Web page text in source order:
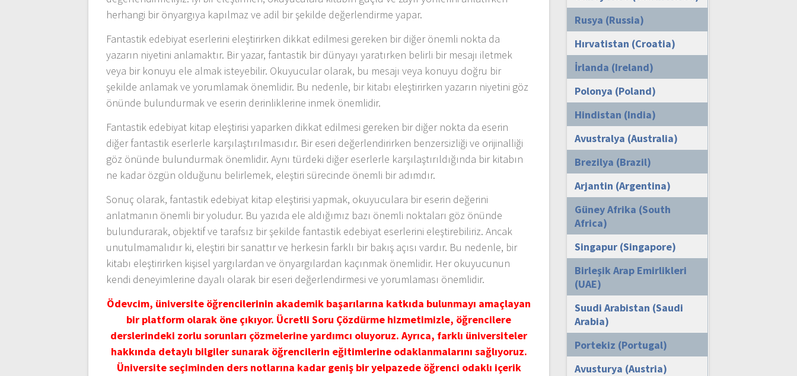
herhangi bir önyargıya kapılmaz ve adil bir şekilde değerlendirme yapar.
Fantastik edebiyat eserlerini eleştirirken dikkat edilmesi gereken bir diğer önemli nokta da
yazarın niyetini anlamaktır. Bir yazar, fantastik bir dünyayı yaratırken belirli bir mesajı iletmek
veya bir konuyu ele almak isteyebilir. Okuyucular olarak, bu mesajı veya konuyu doğru bir
şekilde anlamak ve yorumlamak önemlidir. Bu nedenle, bir kitabı eleştirirken yazarın niyetini göz
önünde bulundurmak ve eserin derinliklerine inmek önemlidir.
Fantastik edebiyat kitap eleştirisi yaparken dikkat edilmesi gereken bir diğer nokta da eserin
diğer fantastik eserlerle karşılaştırılmasıdır. Bir eseri değerlendirirken benzersizliği ve orijinalliği
göz önünde bulundurmak önemlidir. Aynı türdeki diğer eserlerle karşılaştırıldığında bir kitabın
ne kadar özgün olduğunu belirlemek, eleştiri sürecinde önemli bir adımdır.
Sonuç olarak, fantastik edebiyat kitap eleştirisi yapmak, okuyuculara bir eserin değerini
anlatmanın önemli bir yoludur. Bu yazıda ele aldığımız bazı önemli noktaları göz önünde
bulundurarak, objektif ve tarafsız bir şekilde fantastik edebiyat eserlerini eleştirebiliriz. Ancak
unutulmamalıdır ki, eleştiri bir sanattır ve herkesin farklı bir bakış açısı vardır. Bu nedenle, bir
kitabı eleştirirken kişisel yargılardan ve önyargılardan kaçınmak önemlidir. Her okuyucunun
kendi deneyimlerine dayalı olarak bir eseri değerlendirmesi ve yorumlaması önemlidir.
Ödevcim, üniversite öğrencilerinin akademik başarılarına katkıda bulunmayı amaçlayan
bir platform olarak öne çıkıyor. Ücretli Soru Çözdürme hizmetimizle, öğrencilere
derslerindeki zorlu sorunları çözmelerine yardımcı oluyoruz. Ayrıca, farklı üniversiteler
hakkında detaylı bilgiler sunarak öğrencilerin eğitimlerine odaklanmalarını sağlıyoruz.
Üniversite seçiminden ders notlarına kadar geniş bir yelpazede öğrenci odaklı içerik
Rusya (Russia)
Hırvatistan (Croatia)
İrlanda (Ireland)
Polonya (Poland)
Hindistan (India)
Avustralya (Australia)
Brezilya (Brazil)
Arjantin (Argentina)
Güney Afrika (South
Africa)
Singapur (Singapore)
Birleşik Arap Emirlikleri
(UAE)
Suudi Arabistan (Saudi
Arabia)
Portekiz (Portugal)
Avusturya (Austria)